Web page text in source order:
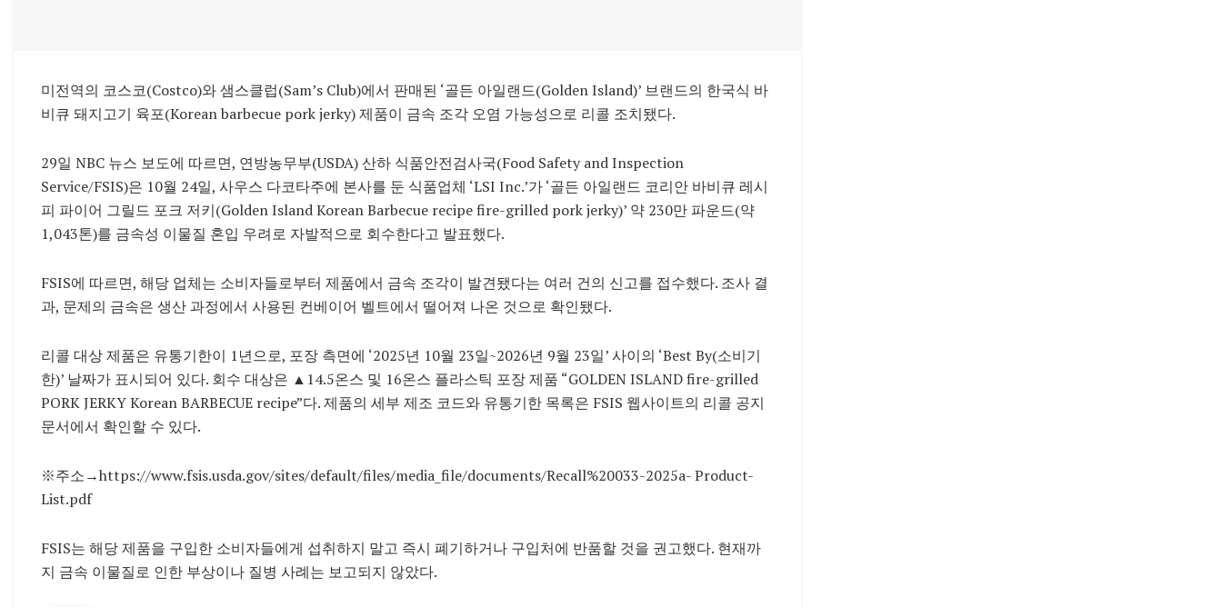
미전역의 코스코(Costco)와 샘스클럽(Sam’s Club)에서 판매된 ‘골든 아일랜드(Golden Island)’ 브랜드의 한국식 바
비큐 돼지고기 육포(Korean barbecue pork jerky) 제품이 금속 조각 오염 가능성으로 리콜 조치됐다.
29일 NBC 뉴스 보도에 따르면, 연방농무부(USDA) 산하 식품안전검사국(Food Safety and Inspection
Service/FSIS)은 10월 24일, 사우스 다코타주에 본사를 둔 식품업체 ‘LSI Inc.’가 ‘골든 아일랜드 코리안 바비큐 레시
피 파이어 그릴드 포크 저키(Golden Island Korean Barbecue recipe fire-grilled pork jerky)’ 약 230만 파운드(약
1,043톤)를 금속성 이물질 혼입 우려로 자발적으로 회수한다고 발표했다.
FSIS에 따르면, 해당 업체는 소비자들로부터 제품에서 금속 조각이 발견됐다는 여러 건의 신고를 접수했다. 조사 결
과, 문제의 금속은 생산 과정에서 사용된 컨베이어 벨트에서 떨어져 나온 것으로 확인됐다.
리콜 대상 제품은 유통기한이 1년으로, 포장 측면에 ‘2025년 10월 23일~2026년 9월 23일’ 사이의 ‘Best By(소비기
한)’ 날짜가 표시되어 있다. 회수 대상은 ▲14.5온스 및 16온스 플라스틱 포장 제품 “GOLDEN ISLAND fire-grilled
PORK JERKY Korean BARBECUE recipe”다. 제품의 세부 제조 코드와 유통기한 목록은 FSIS 웹사이트의 리콜 공지
문서에서 확인할 수 있다.
※주소→https://www.fsis.usda.gov/sites/default/files/media_file/documents/Recall%20033-2025a- Product-
List.pdf
FSIS는 해당 제품을 구입한 소비자들에게 섭취하지 말고 즉시 폐기하거나 구입처에 반품할 것을 권고했다. 현재까
지 금속 이물질로 인한 부상이나 질병 사례는 보고되지 않았다.